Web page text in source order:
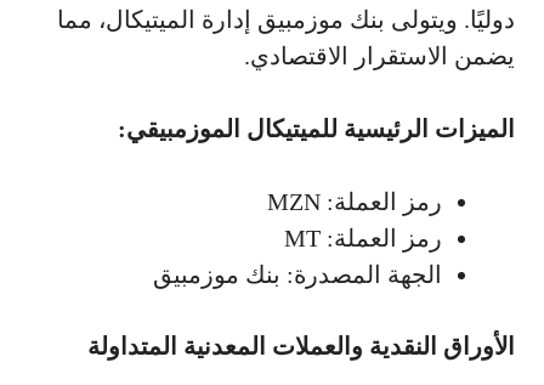
دوليًا. ويتولى بنك موزمبيق إدارة الميتيكال، مما
يضمن الاستقرار الاقتصادي.
الميزات الرئيسية للميتيكال الموزمبيقي:
رمز العملة: MZN
رمز العملة: MT
الجهة المصدرة: بنك موزمبيق
الأوراق النقدية والعملات المعدنية المتداولة